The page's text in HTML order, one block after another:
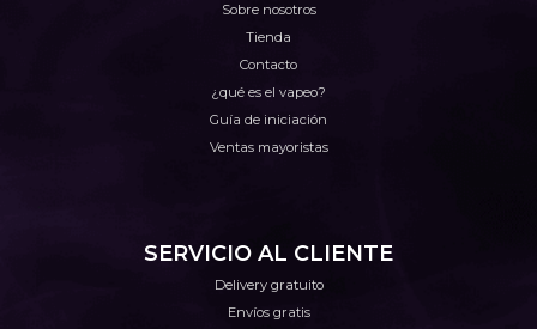
Sobre nosotros
Tienda
Contacto
¿qué es el vapeo?
Guía de iniciación
Ventas mayoristas
SERVICIO AL CLIENTE
Delivery gratuito
Envíos gratis